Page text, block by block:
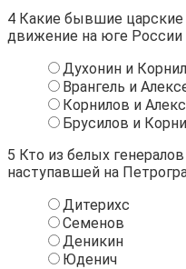
4 Какие бывшие царские
движение на юге России
Духонин и
Врангель и
Корнилов и
Брусилов и
5 Кто из белых
наступавшей на
Дитерихс
Семенов
Деникин
Юденич